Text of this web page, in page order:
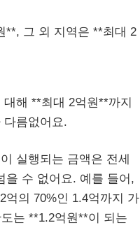
**, 그 외 지역은 **최대 2
해 **최대 2억원**까지
다름없어요.
실행되는 금액은 전세
을 수 없어요. 예를 들어,
억의 70%인 1.4억까지 가
는 **1.2억원**이 되는